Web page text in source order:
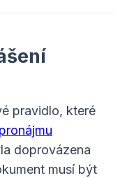
pravidlo, které
doprovázena
musí být